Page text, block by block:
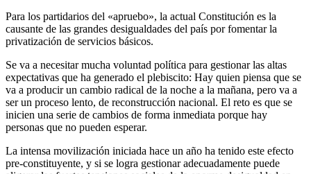
Para los partidarios del «apruebo», la actual Constitución es la
causante de las grandes desigualdades del país por fomentar la
privatización de servicios básicos.
Se va a necesitar mucha voluntad política para gestionar las altas
expectativas que ha generado el plebiscito: Hay quien piensa que se
va a producir un cambio radical de la noche a la mañana, pero va a
ser un proceso lento, de reconstrucción nacional. El reto es que se
inicien una serie de cambios de forma inmediata porque hay
personas que no pueden esperar.
La intensa movilización iniciada hace un año ha tenido este efecto
pre-constituyente, y si se logra gestionar adecuadamente puede